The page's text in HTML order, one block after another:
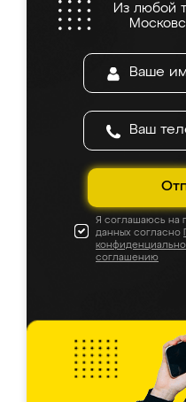
Из любой
Я соглашаюсь на
данных согласно
соглашению